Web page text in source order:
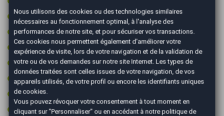
Peinture integrale
Prise 12v
Prise audio USB
Radar arrière de détection d'obstacles
Radar avant de détection d'obstacles
Reconnaissance des panneaux de signalisation
Régulateur de vitesse adaptatif
Nous utilisons des cookies ou des technologies similaires
nécessaires au fonctionnement optimal, à l'analyse des
performances de notre site, et pour sécuriser vos transactions.
Ces cookies nous permettent également d'améliorer votre
expérience de visite, lors de votre navigation et de la validation de
votre ou de vos demandes sur notre site Internet. Les types de
données traitées sont celles issues de votre navigation, de vos
appareils utilisés, de votre profil ou encore les identifiants uniques
de cookies.
Vous pouvez révoquer votre consentement à tout moment en
cliquant sur "Personnaliser" ou en accédant à notre politique de